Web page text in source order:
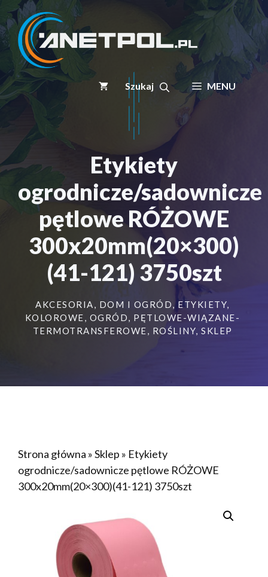
Przejdź
do
treści
MENU
Etykiety
ogrodnicze/sadownicze
pętlowe RÓŻOWE
300x20mm(20×300)
(41-121) 3750szt
AKCESORIA, DOM I OGRÓD, ETYKIETY,
KOLOROWE, OGRÓD, PĘTLOWE-WIĄZANE-
TERMOTRANSFEROWE, ROŚLINY, SKLEP
Strona główna »Sklep » Etykiety
ogrodnicze/sadownicze pętlowe RÓŻOWE
300x20mm(20×300)(41-121) 3750szt